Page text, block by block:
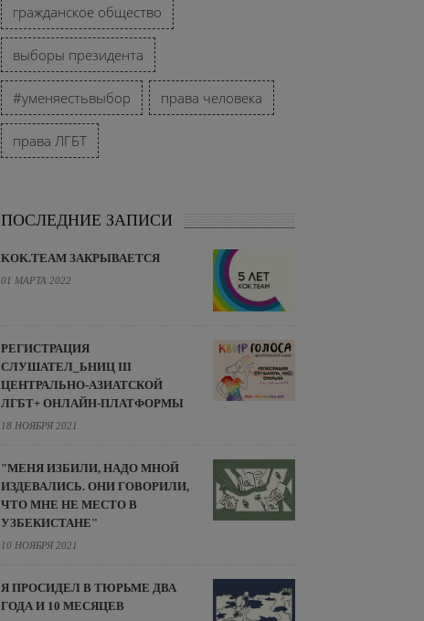
гражданское общество
выборы президента
#уменяестьвыбор права человека
права ЛГБТ
ПОСЛЕДНИЕ ЗАПИСИ
KOK.TEAM ЗАКРЫВАЕТСЯ
01 МАРТА 2022
РЕГИСТРАЦИЯ
СЛУШАТЕЛ_ЬНИЦ III
ЦЕНТРАЛЬНО-АЗИАТСКОЙ
ЛГБТ+ ОНЛАЙН-ПЛАТФОРМЫ
18 НОЯБРЯ 2021
"МЕНЯ ИЗБИЛИ, НАДО МНОЙ
ИЗДЕВАЛИСЬ. ОНИ ГОВОРИЛИ,
ЧТО МНЕ НЕ МЕСТО В
УЗБЕКИСТАНЕ"
10 НОЯБРЯ 2021
Я ПРОСИДЕЛ В ТЮРЬМЕ ДВА
ГОДА И 10 МЕСЯЦЕВ